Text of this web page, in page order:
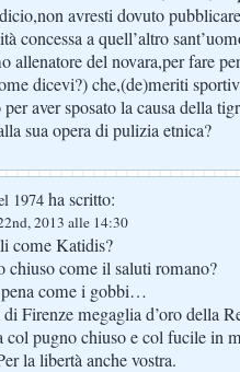
avresti dovuto
concessa a quell’altro
allenatore del novara,per fare
dicevi?) che,(de)meriti
aver sposato la causa della
sua opera di pulizia etnica?
1974 ha scritto:
2013 alle 14:30
come Katidis?
chiuso come il saluti romano?
come i gobbi…
Firenze megaglia d’oro della
col pugno chiuso e col fucile in
la libertà anche vostra.